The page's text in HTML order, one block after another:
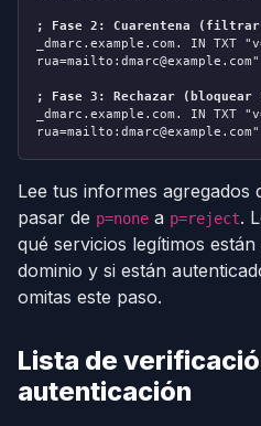
; Fase 2: Cuarentena
_dmarc.example.com. IN TXT
rua=mailto:dmarc@example.com"
; Fase 3: Rechazar (bloquear
_dmarc.example.com. IN TXT
rua=mailto:dmarc@example.com"
Lee tus informes agregados
pasar de p=none a p=reject.
qué servicios legítimos
dominio y si están
omitas este paso.
Lista de
autenticación